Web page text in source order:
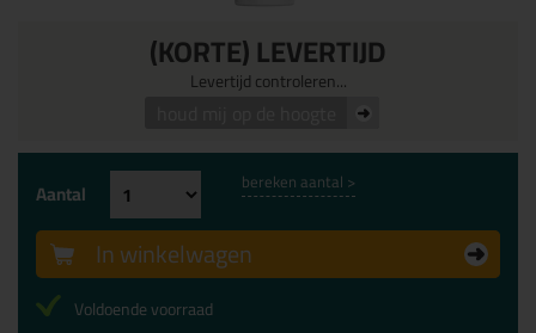
(KORTE) LEVERTIJD
Levertijd controleren...
Aantal bereken aantal >
In winkelwagen
Voldoende voorraad